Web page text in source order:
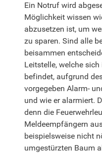
Ein Notruf wird
Möglichkeit wissen
abzusetzen ist, um
zu sparen. Sind alle
beisammen
Leitstelle, welche
befindet, aufgrund
vorgegeben Alarm-
und wie er alarmiert.
denn die
Meldeempfängern
beispielsweise nicht
umgestürzten Baum